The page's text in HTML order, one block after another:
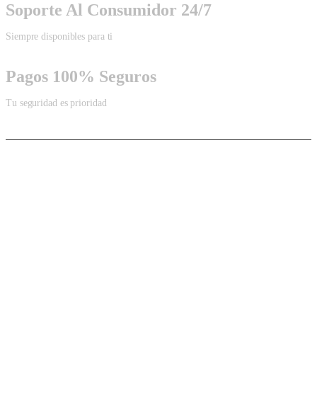
Soporte Al Consumidor 24/7
Siempre disponibles para ti
Pagos 100% Seguros
Tu seguridad es prioridad